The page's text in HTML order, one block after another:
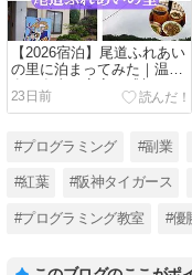
【2026宿泊】尾道ふれあい
の里に泊まってみた｜温
泉・食事・客室の感想まと
め
23日前
#プログラミング #副業
#紅葉 #阪神タイガース
#プログラミング教室 #優